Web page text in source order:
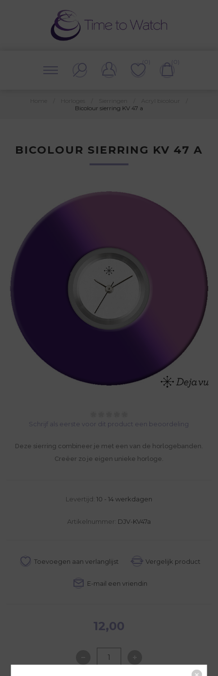
(0) (0)
Bicolour sierring KV 47 a
BICOLOUR SIERRING KV 47 A
Schrijf als eerste voor dit product een beoordeling
Deze sierring combineer je met een van de horlogebanden.
Creëer zo je eigen unieke horloge.
Levertijd: 10 - 14 werkdagen
Artikelnummer: DJV-KV47a
12,00